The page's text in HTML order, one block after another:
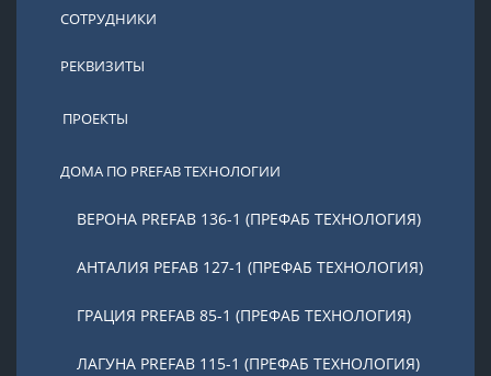
СОТРУДНИКИ
РЕКВИЗИТЫ
ПРОЕКТЫ
ДОМА ПО PREFAB ТЕХНОЛОГИИ
ВЕРОНА PREFAB 136-1 (ПРЕФАБ ТЕХНОЛОГИЯ)
АНТАЛИЯ PEFAB 127-1 (ПРЕФАБ ТЕХНОЛОГИЯ)
ГРАЦИЯ PREFAB 85-1 (ПРЕФАБ ТЕХНОЛОГИЯ)
ЛАГУНА PREFAB 115-1 (ПРЕФАБ ТЕХНОЛОГИЯ)